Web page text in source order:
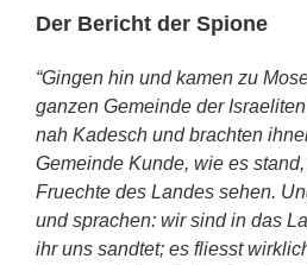
Der Bericht der Spione
“Gingen hin und kamen zu
ganzen Gemeinde der
nah Kadesch und brachten
Gemeinde Kunde, wie es
Fruechte des Landes sehen.
und sprachen: wir sind in das
ihr uns sandtet; es fliesst